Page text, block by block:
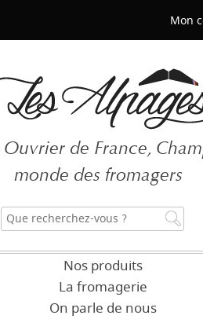
de France,
monde des fromagers
Nos produits
La fromagerie
On parle de nous
Mon
Mot de passe oublié ?
CRÉER UN